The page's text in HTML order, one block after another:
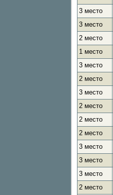
3 место
3 место
2 место
1 место
3 место
2 место
3 место
2 место
2 место
2 место
3 место
3 место
3 место
2 место